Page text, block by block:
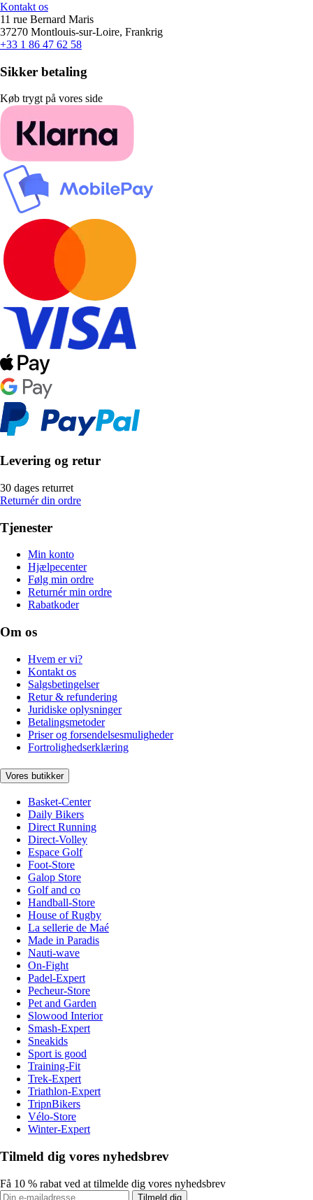
Kontakt os
11 rue Bernard Maris
37270 Montlouis-sur-Loire, Frankrig
+33 1 86 47 62 58
Sikker betaling
Køb trygt på vores side
Levering og retur
30 dages returret
Returnér din ordre
Tjenester
Min konto
Hjælpecenter
Følg min ordre
Returnér min ordre
Rabatkoder
Om os
Hvem er vi?
Kontakt os
Salgsbetingelser
Retur & refundering
Juridiske oplysninger
Betalingsmetoder
Priser og forsendelsesmuligheder
Fortrolighedserklæring
Vores butikker
Basket-Center
Daily Bikers
Direct Running
Direct-Volley
Espace Golf
Foot-Store
Galop Store
Golf and co
Handball-Store
House of Rugby
La sellerie de Maé
Made in Paradis
Nauti-wave
On-Fight
Padel-Expert
Pecheur-Store
Pet and Garden
Slowood Interior
Smash-Expert
Sneakids
Sport is good
Training-Fit
Trek-Expert
Triathlon-Expert
TripnBikers
Vélo-Store
Winter-Expert
Tilmeld dig vores nyhedsbrev
Få 10 % rabat ved at tilmelde dig vores nyhedsbrev
Tilmeld dig